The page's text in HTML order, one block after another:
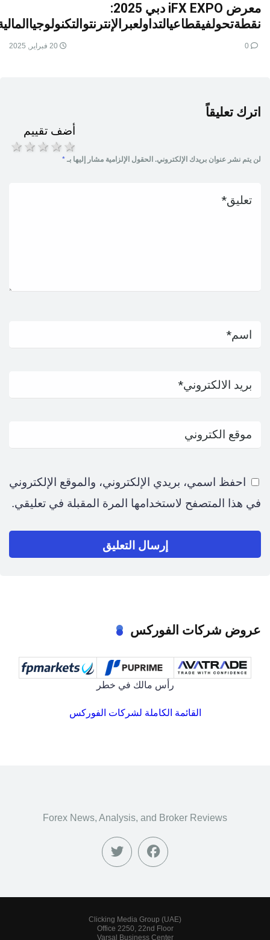
معرض iFX EXPO دبي 2025:
اترك تعليقاً
أضف تقييم
5 stars
4 stars
3 stars
2 stars
لن يتم نشر عنوان بريدك الإلكتروني. الحقول الإلزامية مشار إليها بـ *
احفظ اسمي، بريدي الإلكتروني، والموقع الإلكتروني
في هذا المتصفح لاستخدامها المرة المقبلة في تعليقي.
عروض شركات الفوركس
رأس مالك في خطر
القائمة الكاملة لشركات الفوركس
Forex News, Analysis, and Broker Reviews
Clicking Media Group (UAE)
Office 2250, 22nd Floor
Varsal Business Center